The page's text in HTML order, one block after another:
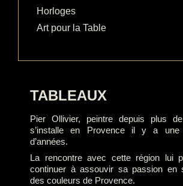
Horloges
Art pour la Table
TABLEAUX
Pier Ollivier, peintre depuis plus
s’installe en Provence il y a une
d’années.
La rencontre avec cette région lui
continuer à assouvir sa passion en
des couleurs de Provence.